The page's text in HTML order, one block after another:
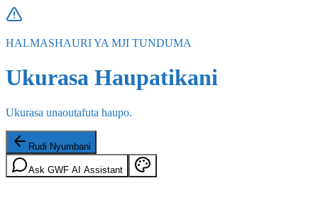
HALMASHAURI YA MJI TUNDUMA
Ukurasa Haupatikani
Ukurasa unaoutafuta haupo.
Rudi Nyumbani
Ask GWF AI Assistant